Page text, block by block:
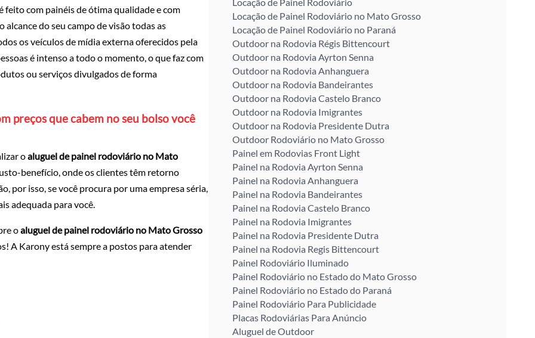
feito com painéis de ótima qualidade e com
do seu campo de visão todas as
os veículos de mídia externa oferecidos pela
é intenso a todo o momento, o que faz com
ou serviços divulgados de forma
preços que cabem no seu bolso você
oaluguel de painel rodoviário no Mato
benefício, onde os clientes têm retorno
por isso, se você procura por uma empresa séria,
adequada para você.
oaluguel de painel rodoviário no Mato Grosso
A Karony está sempre a postos para atender
Locação de Painel Rodoviário no Mato Grosso
Locação de Painel Rodoviário no Paraná
Outdoor na Rodovia Régis Bittencourt
Outdoor na Rodovia Ayrton Senna
Outdoor na Rodovia Anhanguera
Outdoor na Rodovia Bandeirantes
Outdoor na Rodovia Castelo Branco
Outdoor na Rodovia Imigrantes
Outdoor na Rodovia Presidente Dutra
Outdoor Rodoviário no Mato Grosso
Painel em Rodovias Front Light
Painel na Rodovia Ayrton Senna
Painel na Rodovia Anhanguera
Painel na Rodovia Bandeirantes
Painel na Rodovia Castelo Branco
Painel na Rodovia Imigrantes
Painel na Rodovia Presidente Dutra
Painel na Rodovia Regis Bittencourt
Painel Rodoviário Iluminado
Painel Rodoviário no Estado do Mato Grosso
Painel Rodoviário no Estado do Paraná
Painel Rodoviário Para Publicidade
Placas Rodoviárias Para Anúncio
Aluguel de Outdoor